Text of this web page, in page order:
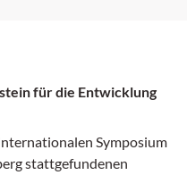
für die Entwicklung
Symposium
stattgefundenen